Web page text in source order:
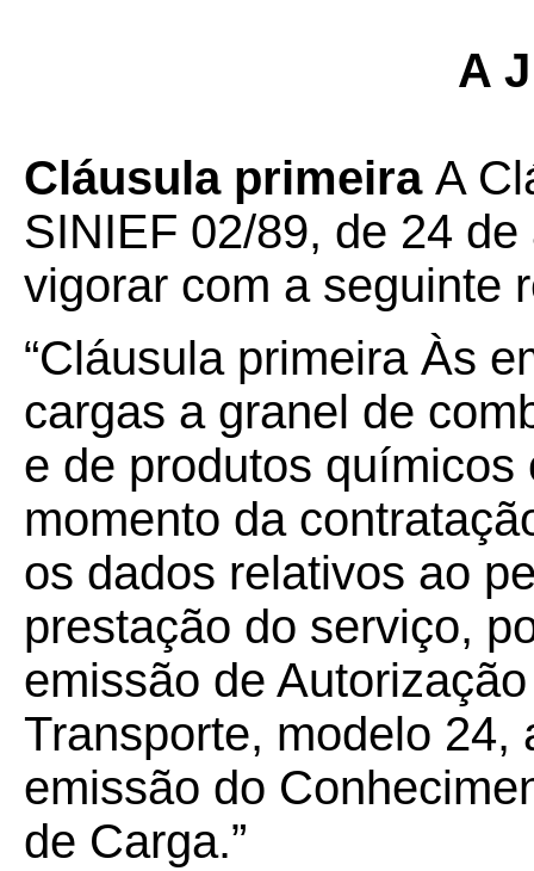
A
Cláusula primeira A
SINIEF 02/89, de 24
vigorar com a seguinte
“Cláusula primeira Às
cargas a granel de
e de produtos
momento da
os dados relativos ao
prestação do serviço,
emissão de
Transporte, modelo 24,
emissão do
de Carga.”